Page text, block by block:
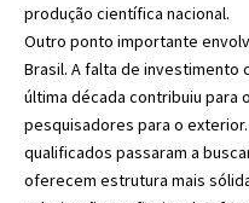
produção científica nacional.
Outro ponto importante
Brasil. A falta de investimento
última década contribuiu para
pesquisadores para o
qualificados passaram a
oferecem estrutura mais